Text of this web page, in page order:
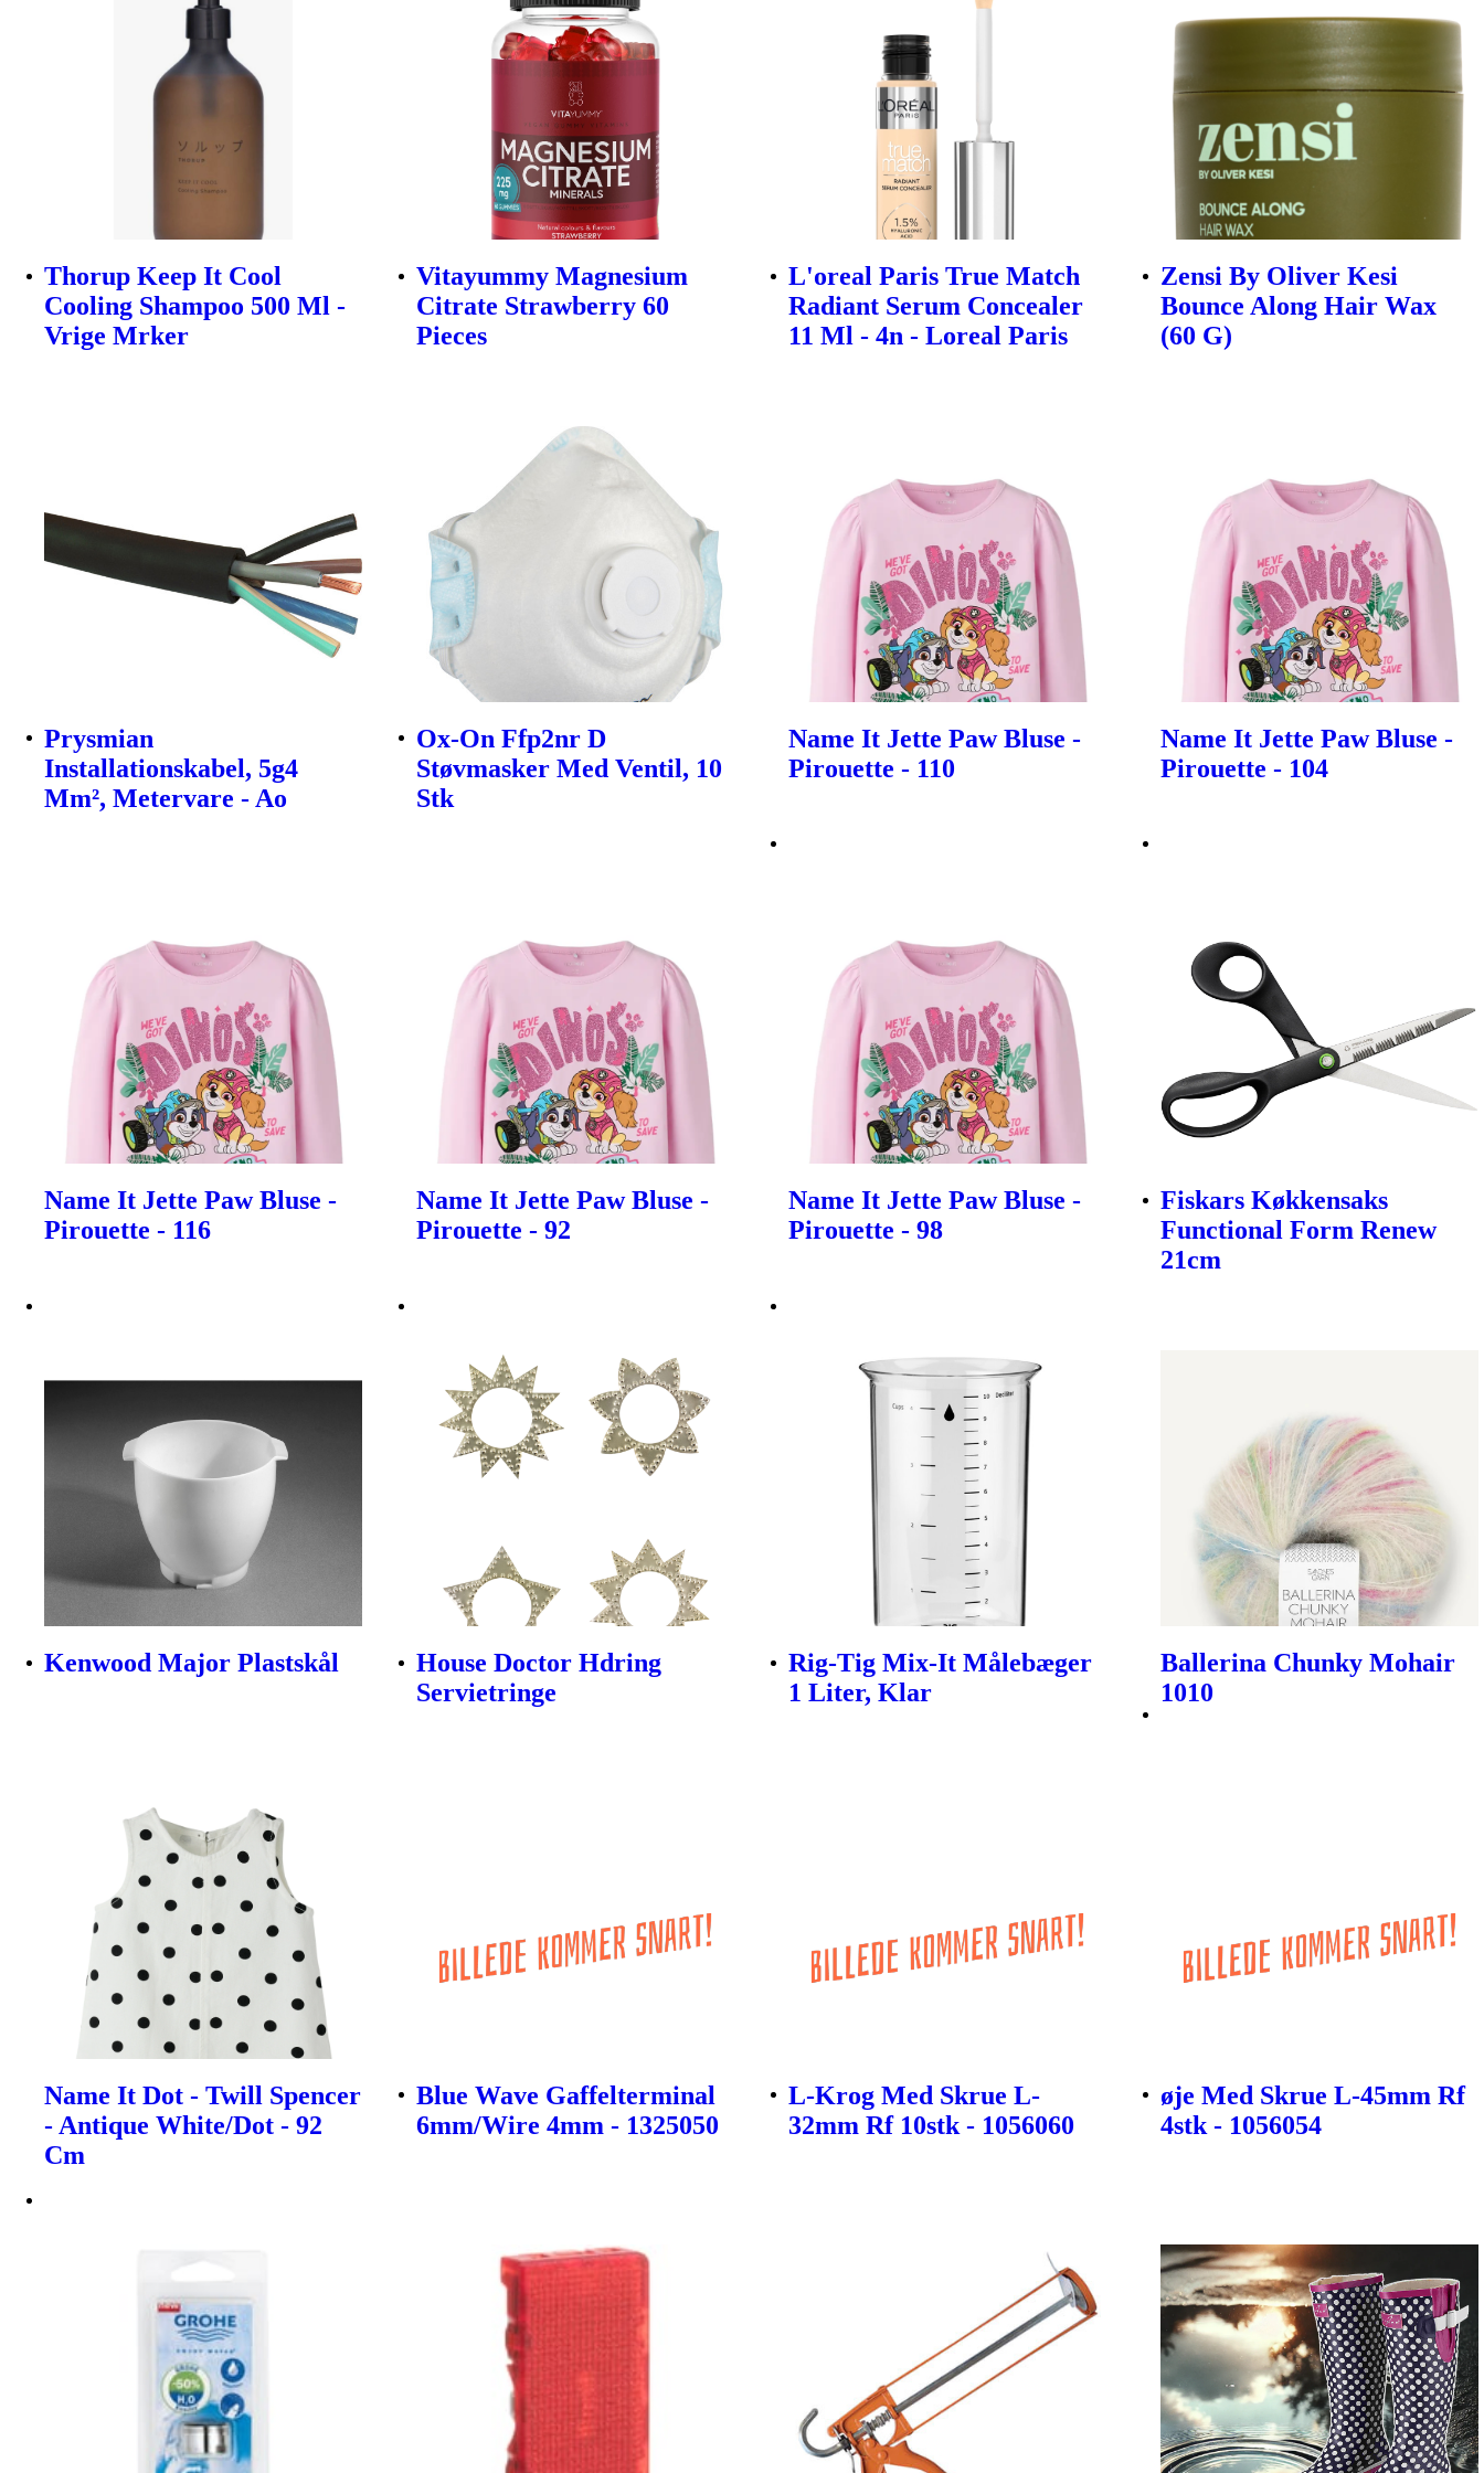
Thorup Keep It Cool
Cooling Shampoo 500 Ml -
Vrige Mrker
Vitayummy Magnesium
Citrate Strawberry 60
Pieces
L'oreal Paris True Match
Radiant Serum Concealer
11 Ml - 4n - Loreal Paris
Zensi By Oliver Kesi
Bounce Along Hair Wax
(60 G)
Prysmian
Installationskabel, 5g4
Mm², Metervare - Ao
Ox-On Ffp2nr D
Støvmasker Med Ventil, 10
Stk
Name It Jette Paw Bluse -
Pirouette - 110
Name It Jette Paw Bluse -
Pirouette - 104
Name It Jette Paw Bluse -
Pirouette - 116
Name It Jette Paw Bluse -
Pirouette - 92
Name It Jette Paw Bluse -
Pirouette - 98
Fiskars Køkkensaks
Functional Form Renew
21cm
Kenwood Major Plastskål
House Doctor Hdring
Servietringe
Rig-Tig Mix-It Målebæger
1 Liter, Klar
Ballerina Chunky Mohair
1010
Name It Dot - Twill Spencer
- Antique White/Dot - 92
Cm
Blue Wave Gaffelterminal
6mm/Wire 4mm - 1325050
L-Krog Med Skrue L-
32mm Rf 10stk - 1056060
øje Med Skrue L-45mm Rf
4stk - 1056054